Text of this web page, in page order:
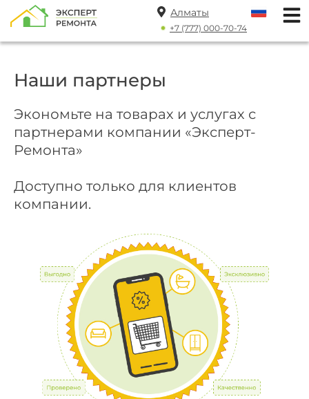
Алматы
+7 (777) 000-70-74
Наши партнеры
Экономьте на товарах и услугах с
партнерами компании «Эксперт-
Ремонта»
Доступно только для клиентов
компании.